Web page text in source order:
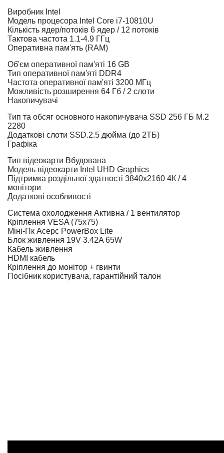
Виробник Intel
Модель процесора Intel Core i7-10810U
Кількість ядер/потоків 6 ядер / 12 потоків
Тактова частота 1.1-4.9 ГГц
Оперативна пам'ять (RAM)
Об'єм оперативної пам'яті 16 GB
Тип оперативної пам'яті DDR4
Частота оперативної пам'яті 3200 МГц
Можливість розширення 64 Гб / 2 слоти
Накопичувачі
Тип та обсяг основного накопичувача SSD 256 ГБ M.2
2280
Додаткові слоти SSD.2.5 дюйма (до 2ТБ)
Графіка
Тип відеокарти Вбудована
Модель відеокарти Intel UHD Graphics
Підтримка роздільної здатності 3840х2160 4К / 4
монітори
Додаткові особливості
Система охолодження Активна / 1 вентилятор
Кріплення VESA (75x75)
Міні-Пк Acepc PowerBox Lite
Блок живлення 19V 3.42A 65W
Кабель живлення
HDMI кабель
Кріплення до монітор + гвинти
Посібник користувача, гарантійний талон